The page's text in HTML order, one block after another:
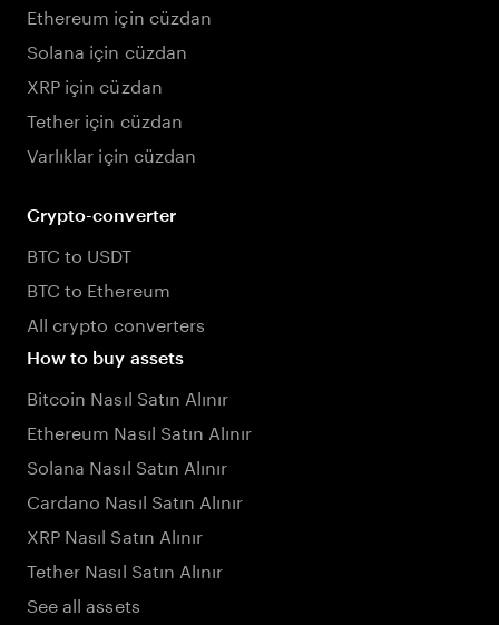
Ethereum için cüzdan
Solana için cüzdan
XRP için cüzdan
Tether için cüzdan
Varlıklar için cüzdan
Crypto-converter
BTC to USDT
BTC to Ethereum
All crypto converters
How to buy assets
Bitcoin Nasıl Satın Alınır
Ethereum Nasıl Satın Alınır
Solana Nasıl Satın Alınır
Cardano Nasıl Satın Alınır
XRP Nasıl Satın Alınır
Tether Nasıl Satın Alınır
See all assets